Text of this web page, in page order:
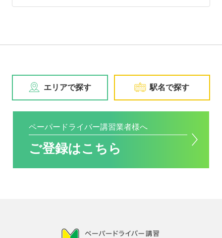
エリアで探す 駅名で探す
ペーパードライバー講習業者様へ
ご登録はこちら